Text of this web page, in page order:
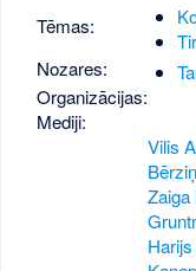
Tēmas:
Nozares:
Organizācijas:
Mediji:
Vilis
Zaiga